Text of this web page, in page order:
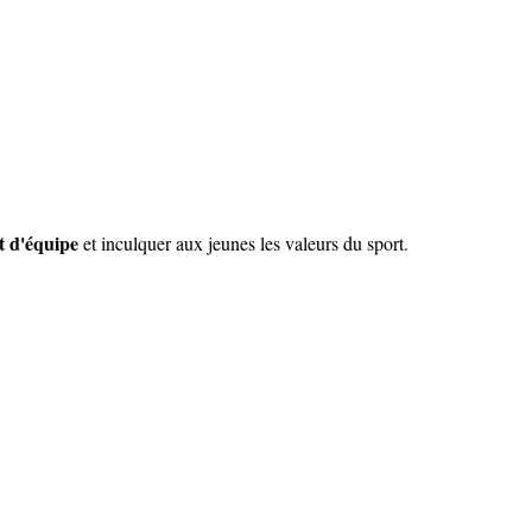
d'équipeet inculquer aux jeunes les valeurs du sport.